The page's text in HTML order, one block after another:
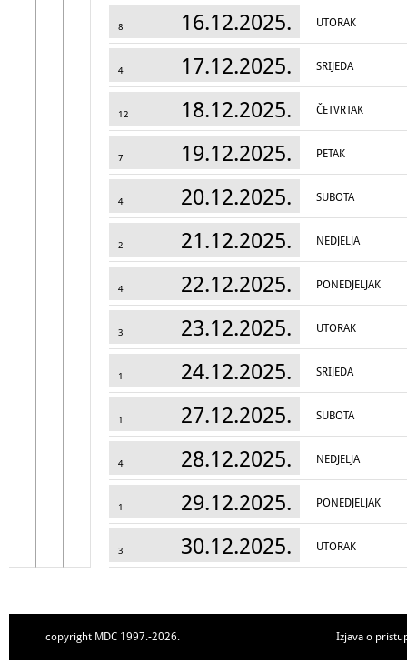
8 16.12.2025. UTORAK
4 17.12.2025. SRIJEDA
12 18.12.2025. ČETVRTAK
7 19.12.2025. PETAK
4 20.12.2025. SUBOTA
2 21.12.2025. NEDJELJA
4 22.12.2025. PONEDJELJAK
3 23.12.2025. UTORAK
1 24.12.2025. SRIJEDA
1 27.12.2025. SUBOTA
4 28.12.2025. NEDJELJA
1 29.12.2025. PONEDJELJAK
3 30.12.2025. UTORAK
copyright MDC 1997.-2026. Izjava o